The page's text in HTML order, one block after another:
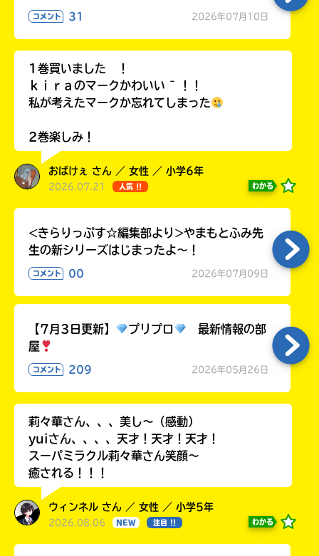
コメント 31 2026年07月10日
1巻買いました ！
ｋｉｒａのマークかわいい ~ ！！
私が考えたマークか忘れてしまった
2巻楽しみ！
おばけぇ さん ／ 女性 ／ 小学6年
2026.07.21 人気 !! わかる
<きらりっぷす☆編集部より>やまもとふみ先
生の新シリーズはじまったよ～！
コメント 00 2026年07月09日
【7月3日更新】 プリプロ
最新情報の部
屋
コメント 209 2026年05月26日
莉々華さん、、、美し〜（感動）
yuiさん、、、、天才！天才！天才！
スーパミラクル莉々華さん笑顔〜
癒される！！！
ウィンネル さん ／ 女性 ／ 小学5年
2026.08.06 NEW 注目 !! わかる